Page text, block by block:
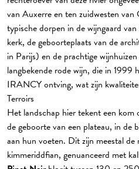
van Auxerre en ten zuidwesten
typische dorpen in de wijngaard
kerk, de geboorteplaats van de
in Parijs) en de prachtige
langbekende rode wijn, die in
IRANCY ontving, wat zijn
Terroirs
Het landschap hier tekent een kom
de geboorte van een plateau, in de
aan hun voeten. Dit zijn meestal de
kimmeriddfian, genuanceerd met